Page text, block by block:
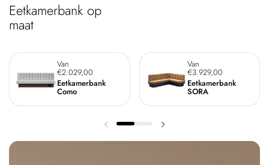
Eetkamerbank op
maat
Prijs:
Van
€2.029,00
Eetkamerbank
Como
Prijs:
Van
€3.929,00
Eetkamerbank
SORA
Vorige dia